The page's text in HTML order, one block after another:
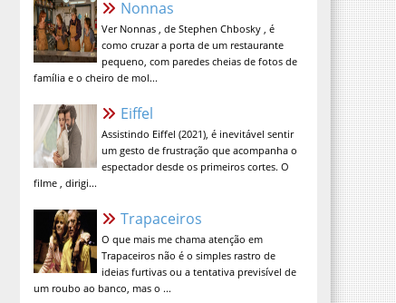
Ver Nonnas , de Stephen Chbosky , é
como cruzar a porta de um restaurante
pequeno, com paredes cheias de fotos de
família e o cheiro de mol...
Assistindo Eiffel (2021), é inevitável sentir
um gesto de frustração que acompanha o
espectador desde os primeiros cortes. O
filme , dirigi...
O que mais me chama atenção em
Trapaceiros não é o simples rastro de
ideias furtivas ou a tentativa previsível de
um roubo ao banco, mas o ...